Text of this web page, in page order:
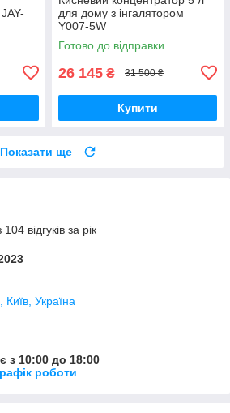
для дому з інгалятором
Y007-5W
Готово до відправки
26 145 ₴ 31 500 ₴
Купити
Показати ще
відгуків за рік
Україна
з 10:00 до 18:00
роботи